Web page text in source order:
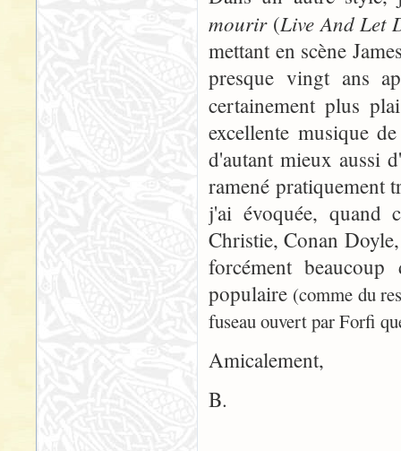
mourir(Live And Let
mettant en scène
presque vingt ans
certainement plus
excellente musique
d'autant mieux aussi
ramené pratiquement
j'ai évoquée, quand
Christie, Conan
forcément
populaire (comme du
fuseau ouvert par Forfi
Amicalement,
B.